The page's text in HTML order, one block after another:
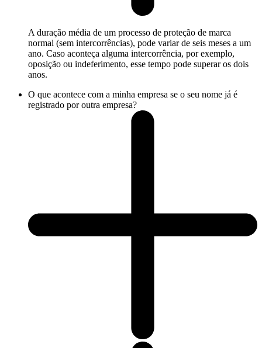
A duração média de um processo de proteção de marca
normal (sem intercorrências), pode variar de seis meses a um
ano. Caso aconteça alguma intercorrência, por exemplo,
oposição ou indeferimento, esse tempo pode superar os dois
anos.
O que acontece com a minha empresa se o seu nome já é
registrado por outra empresa?